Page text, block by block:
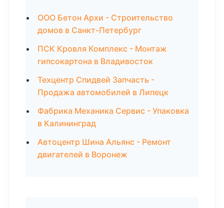
ООО Бетон Архи - Строительство
домов в Санкт-Петербург
ПСК Кровля Комплекс - Монтаж
гипсокартона в Владивосток
Техцентр Спидвей Запчасть -
Продажа автомобилей в Липецк
Фабрика Механика Сервис - Упаковка
в Калининград
Автоцентр Шина Альянс - Ремонт
двигателей в Воронеж